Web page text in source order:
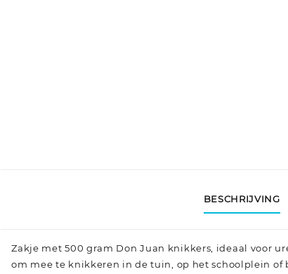
BESCHRIJVING
Zakje met 500 gram Don Juan knikkers, ideaal voor
om mee te knikkeren in de tuin, op het schoolplein